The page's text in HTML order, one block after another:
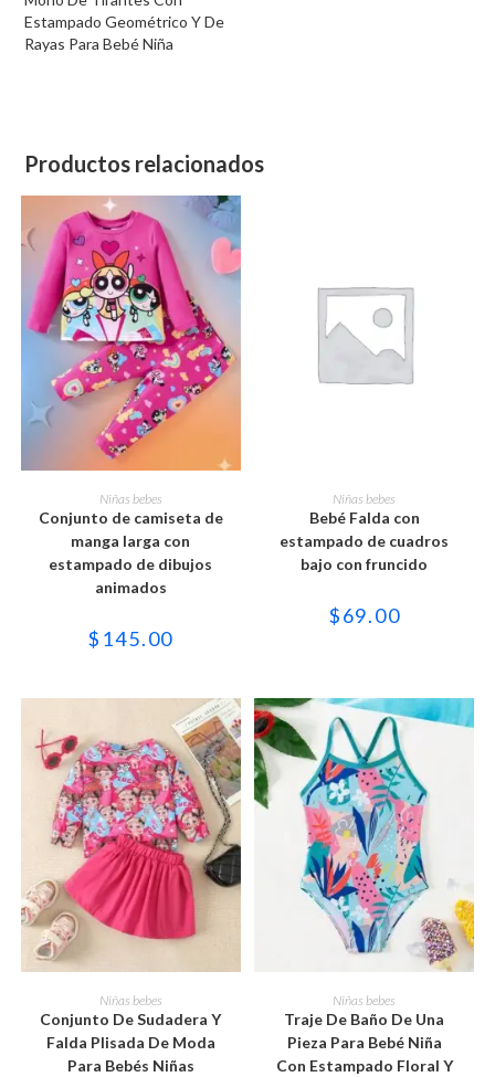
Estampado Geométrico Y De
Rayas Para Bebé Niña
Productos relacionados
SELECCIONAR OPCIONES
Este
producto
tiene
múltiples
variantes.
Las
opciones
se
en
la
Niñas bebes
Conjunto de camiseta de
manga larga con
estampado de dibujos
animados
$ 145.00
SELECCIONAR OPCIONES
producto
tiene
múltiples
variantes.
opciones
elegir
Niñas bebes
Bebé Falda con
estampado de cuadros
bajo con fruncido
$69.00
SELECCIONAR OPCIONES
Este
producto
tiene
múltiples
variantes.
Las
opciones
Niñas bebes
Conjunto De Sudadera Y
Falda Plisada De Moda
Para Bebés Niñas
SELECCIONAR OPCIONES
producto
tiene
múltiples
variantes.
Las
opciones
Niñas bebes
Traje De Baño De Una
Pieza Para Bebé Niña
Con Estampado Floral Y